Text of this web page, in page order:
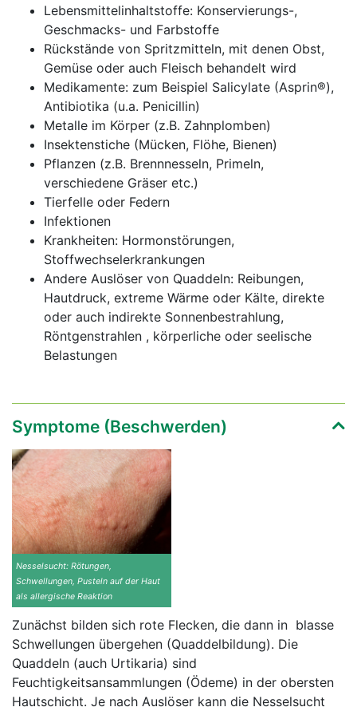
Lebensmittelinhaltstoffe: Konservierungs-,
Geschmacks- und Farbstoffe
Rückstände von Spritzmitteln, mit denen Obst,
Gemüse oder auch Fleisch behandelt wird
Medikamente: zum Beispiel Salicylate (Asprin®),
Antibiotika (u.a. Penicillin)
Metalle im Körper (z.B. Zahnplomben)
Insektenstiche (Mücken, Flöhe, Bienen)
Pflanzen (z.B. Brennnesseln, Primeln,
verschiedene Gräser etc.)
Tierfelle oder Federn
Infektionen
Krankheiten: Hormonstörungen,
Stoffwechselerkrankungen
Andere Auslöser von Quaddeln: Reibungen,
Hautdruck, extreme Wärme oder Kälte, direkte
oder auch indirekte Sonnenbestrahlung,
Röntgenstrahlen , körperliche oder seelische
Belastungen
Symptome (Beschwerden)
Nesselsucht: Rötungen,
Schwellungen, Pusteln auf der Haut
als allergische Reaktion
Zunächst bilden sich rote Flecken, die dann in blasse
Schwellungen übergehen (Quaddelbildung). Die
Quaddeln (auch Urtikaria) sind
Feuchtigkeitsansammlungen (Ödeme) in der obersten
Hautschicht. Je nach Auslöser kann die Nesselsucht